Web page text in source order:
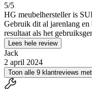
5/5
HG meubelhersteller is
Gebruik dit al jarenlang en
resultaat als het
Lees hele review
Jack
2 april 2024
Toon alle 9 klantreviews